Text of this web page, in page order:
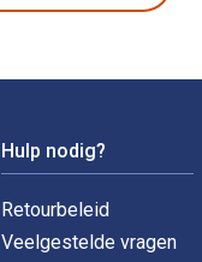
Hulp nodig?
Retourbeleid
Veelgestelde vragen